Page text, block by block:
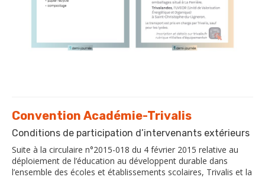
Convention Académie-Trivalis
Conditions de participation d’intervenants extérieurs
Suite à la circulaire n°2015-018 du 4 février 2015 relative au
déploiement de l’éducation au développent durable dans
l’ensemble des écoles et établissements scolaires, Trivalis et la